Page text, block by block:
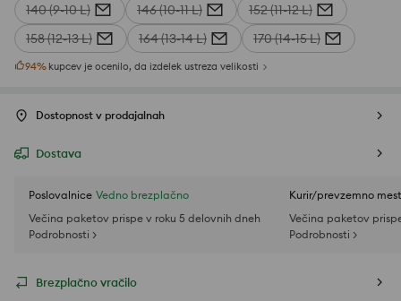
140 (9-10 L) 146 (10-11 L)
152 (11-12 L)
158 (12-13 L)
164 (13-14 L) 170 (14-15 L)
94% kupcev je ocenilo, da izdelek ustreza velikosti
Dostopnost v prodajalnah
Dostava
Poslovalnice Vedno brezplačno
Večina paketov prispe v roku 5 delovnih dneh
Podrobnosti >
Kurir/prevzemno
Večina paketov
Podrobnosti >
Brezplačno vračilo